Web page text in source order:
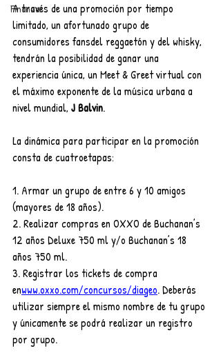
Finanzas
A través de una promoción por tiempo
limitado, un afortunado grupo de
consumidores fansdel reggaetón y del whisky,
tendrán la posibilidad de ganar una
experiencia única, un Meet & Greet virtual con
el máximo exponente de la música urbana a
nivel mundial, J Balvin.
La dinámica para participar en la promoción
consta de cuatroetapas:
1. Armar un grupo de entre 6 y 10 amigos
(mayores de 18 años).
2. Realizar compras en OXXO de Buchanan’s
12 años Deluxe 750 ml y/o Buchanan’s 18
años 750 ml.
3. Registrar los tickets de compra
enwww.oxxo.com/concursos/diageo. Deberás
utilizar siempre el mismo nombre de tu grupo
y únicamente se podrá realizar un registro
por grupo.